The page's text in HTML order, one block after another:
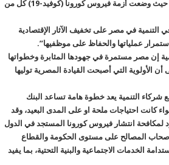
مصر، الذي يعد المحرك الرئيسي للنمو الاقتصادي وخلق الوظائف، حيث وضعت أزمة فيروس كورونا (كوفيد-19) كل من
في مصر على تخفيف الآثار الإقتصادية
عملياتها والحفاظ على موظفيها”.
إن مصر مستمرة في جهودها المثابرة وخطواتها
الأولوية التي أصبحت القيادة المصرية توليها
شركاء التنمية يعد خطوة هامة تساعد البنك
كانت احتياجات ملحة او على المدى البعيد، وقد
3 مليارات دلار لدعم الجهود لمكافحة انتشار فيروس كورونا المستجد في الدول
أصحاب المصالح على مستوى الحكومة والقطاع
الخدمات الاجتماعية والبنية التحتية، بما يفيد